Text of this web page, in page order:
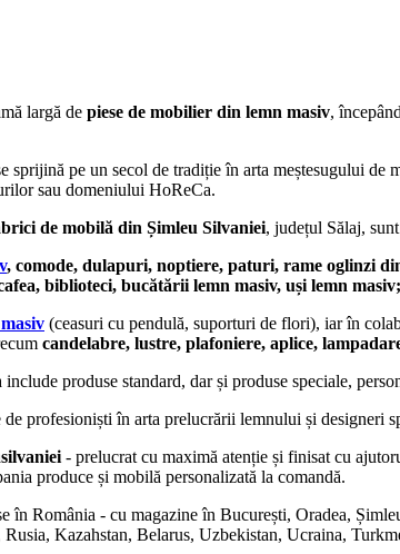
largă de piese de mobilier din lemn masiv,
sprijină pe un secol de tradiție în arta meștesugului de
sau domeniului HoReCa.
de mobilă din Șimleu Silvaniei, județul Sălaj,
, comode, dulapuri, noptiere, paturi, rame oglinzi
biblioteci, bucătării lemn masiv, uși lemn masiv;
(ceasuri cu pendulă, suporturi de flori), iar în
candelabre, lustre, plafoniere, aplice,
produse standard, dar și produse speciale,
profesioniști în arta prelucrării lemnului și designeri
- prelucrat cu maximă atenție și finisat cu
produce și mobilă personalizată la comandă.
în România - cu magazine în București, Oradea,
Kazahstan, Belarus, Uzbekistan, Ucraina,